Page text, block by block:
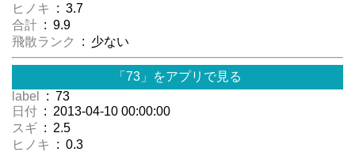
ヒノキ
: 3.7
合計 : 9.9
飛散ランク
: 少ない
「73」をアプリで見る
label
: 73
日付 : 2013-04-10 00:00:00
スギ : 2.5
ヒノキ
: 0.3